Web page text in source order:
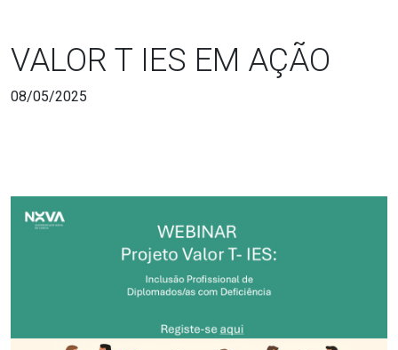
VALOR T IES EM AÇÃO
08/05/2025